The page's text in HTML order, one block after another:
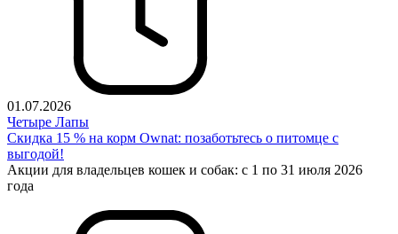
01.07.2026
Четыре Лапы
Cкидка 15 % на корм Ownat: позаботьтесь о питомце с
выгодой!
Акции для владельцев кошек и собак: с 1 по 31 июля 2026
года